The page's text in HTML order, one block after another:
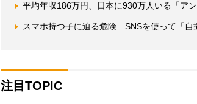
平均年収186万円、日本に930万人いる「ア
スマホ持つ子に迫る危険 SNSを使って「自
注目TOPIC